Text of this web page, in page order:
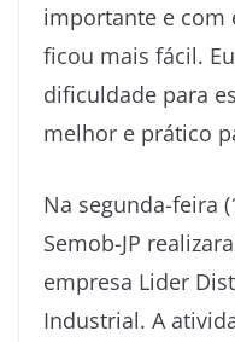
importante e com
ficou mais fácil.
dificuldade para
melhor e prático
Na segunda-feira
Semob-JP
empresa Lider
Industrial. A